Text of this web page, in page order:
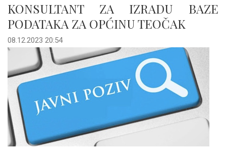
KONSULTANT ZA IZRADU BAZE
PODATAKA ZA OPĆINU TEOČAK
08.12.2023 20:54